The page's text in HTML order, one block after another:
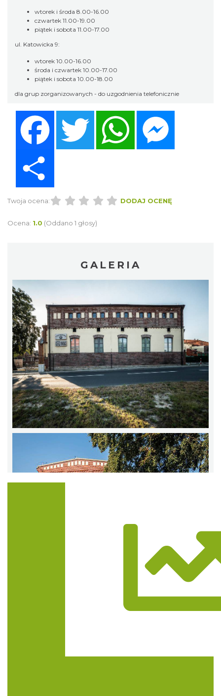
wtorek i środa 8.00-16.00
czwartek 11.00-19.00
piątek i sobota 11.00-17.00
ul. Katowicka 9:
wtorek 10.00-16.00
środa i czwartek 10.00-17.00
piątek i sobota 10.00-18.00
dla grup zorganizowanych - do uzgodnienia telefonicznie
Twitter WhatsApp
Twoja ocena: DODAJ OCENĘ
Ocena: 1.0 (Oddano 1 głosy)
GALERIA